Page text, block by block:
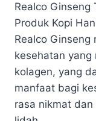
Realco Ginseng
Produk Kopi
Realco Ginseng
kesehatan yang
kolagen, yang
manfaat bagi
rasa nikmat